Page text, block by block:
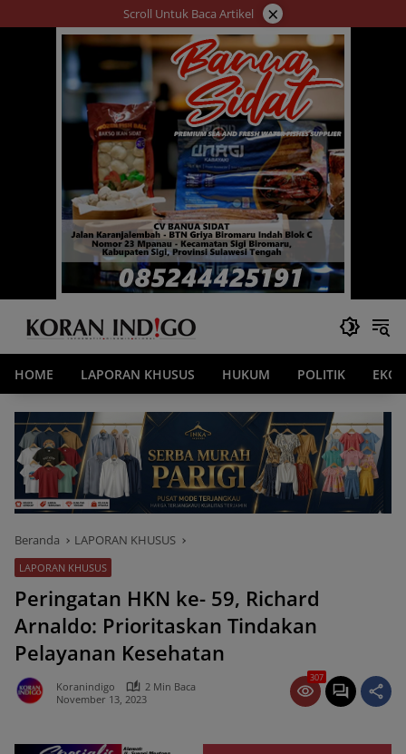
ke
Scroll Untuk Baca Artikel ×
HOME LAPORAN KHUSUS HUKUM POLITIK
Beranda LAPORAN KHUSUS
LAPORAN KHUSUS
Peringatan HKN ke- 59, Richard
Arnaldo: Prioritaskan Tindakan
Pelayanan Kesehatan
Koranindigo
2 Min Baca
November 13, 2023
307